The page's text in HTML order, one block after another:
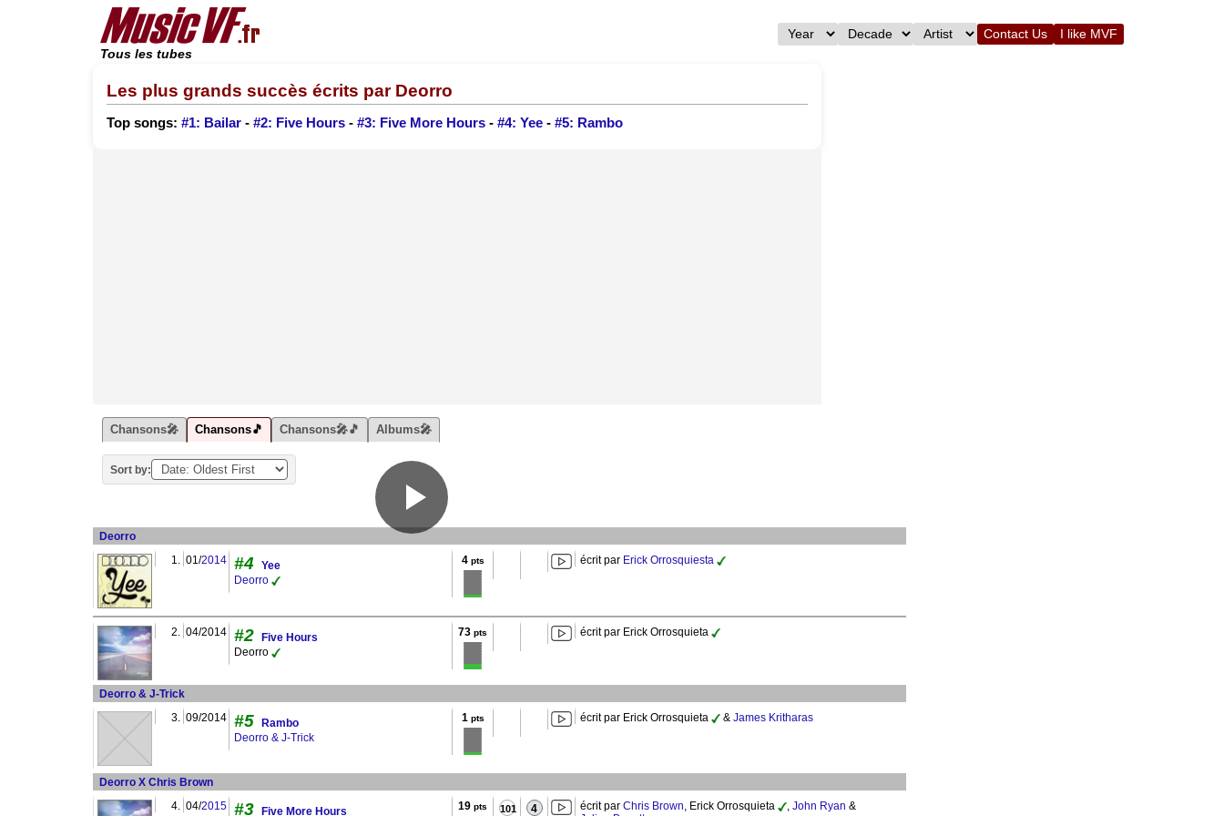
Tous les tubes
Contact Us I like MVF
Les plus grands succès écrits par Deorro
Top songs: #1: Bailar - #2: Five Hours - #3: Five More Hours - #4: Yee - #5: Rambo
Chansons🎤 Chansons🎵 Chansons🎤🎵 Albums🎤
Sort by:
Deorro
1. 01/2014 #4 Yee
Deorro
4pts écrit par Erick Orrosquiesta
2. 04/2014 #2
Five Hours
Deorro
73 pts écrit par Erick Orrosquieta
Deorro & J-Trick
3. 09/2014 #5
Rambo
Deorro & J-Trick
1 pts écrit par Erick Orrosquieta & James Kritharas
Deorro X Chris Brown
4. 04/2015 #3 Five More Hours 19 pts 101 4 écrit par Chris Brown, Erick Orrosquieta , John Ryan &